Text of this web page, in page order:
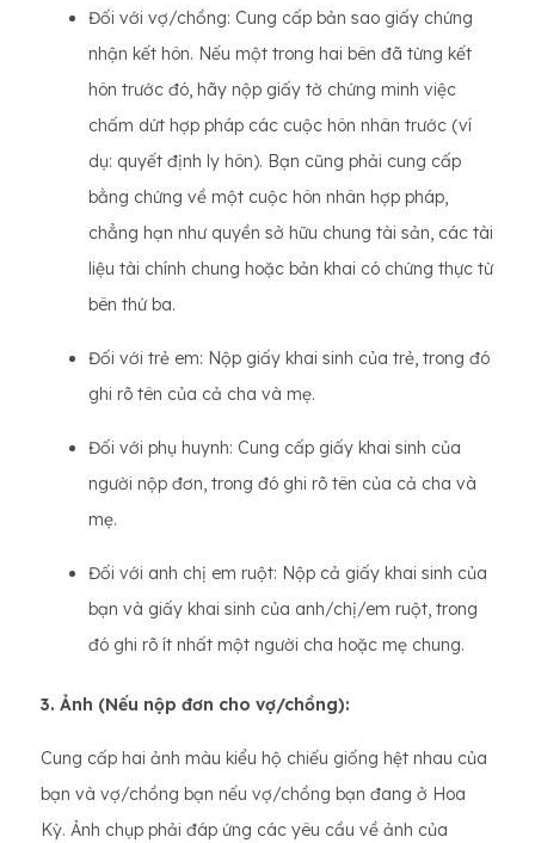
Đối với vợ/chồng: Cung cấp bản sao giấy chứng
nhận kết hôn. Nếu một trong hai bên đã từng kết
hôn trước đó, hãy nộp giấy tờ chứng minh việc
chấm dứt hợp pháp các cuộc hôn nhân trước (ví
dụ: quyết định ly hôn). Bạn cũng phải cung cấp
bằng chứng về một cuộc hôn nhân hợp pháp,
chẳng hạn như quyền sở hữu chung tài sản, các tài
liệu tài chính chung hoặc bản khai có chứng thực từ
bên thứ ba.
Đối với trẻ em: Nộp giấy khai sinh của trẻ, trong đó
ghi rõ tên của cả cha và mẹ.
Đối với phụ huynh: Cung cấp giấy khai sinh của
người nộp đơn, trong đó ghi rõ tên của cả cha và
mẹ.
Đối với anh chị em ruột: Nộp cả giấy khai sinh của
bạn và giấy khai sinh của anh/chị/em ruột, trong
đó ghi rõ ít nhất một người cha hoặc mẹ chung.
3. Ảnh (Nếu nộp đơn cho vợ/chồng):
Cung cấp hai ảnh màu kiểu hộ chiếu giống hệt nhau của
bạn và vợ/chồng bạn nếu vợ/chồng bạn đang ở Hoa
Kỳ. Ảnh chụp phải đáp ứng các yêu cầu về ảnh của